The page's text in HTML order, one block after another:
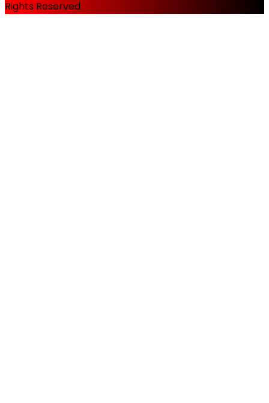
Rights Reserved